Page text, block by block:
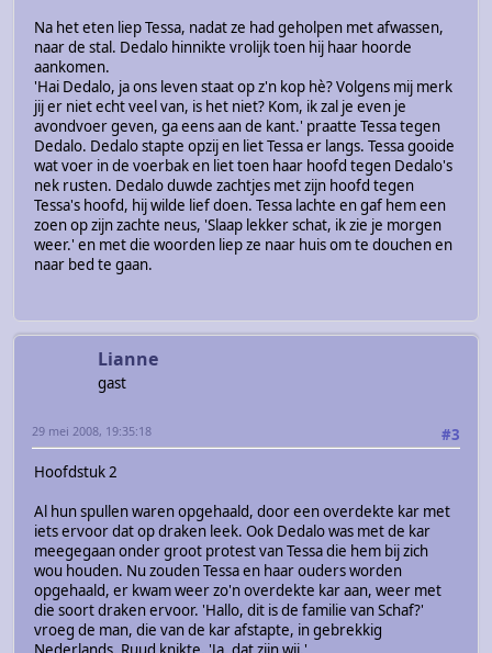
Na het eten liep Tessa, nadat ze had geholpen met afwassen,
naar de stal. Dedalo hinnikte vrolijk toen hij haar hoorde
aankomen.
'Hai Dedalo, ja ons leven staat op z'n kop hè? Volgens mij merk
jij er niet echt veel van, is het niet? Kom, ik zal je even je
avondvoer geven, ga eens aan de kant.' praatte Tessa tegen
Dedalo. Dedalo stapte opzij en liet Tessa er langs. Tessa gooide
wat voer in de voerbak en liet toen haar hoofd tegen Dedalo's
nek rusten. Dedalo duwde zachtjes met zijn hoofd tegen
Tessa's hoofd, hij wilde lief doen. Tessa lachte en gaf hem een
zoen op zijn zachte neus, 'Slaap lekker schat, ik zie je morgen
weer.' en met die woorden liep ze naar huis om te douchen en
naar bed te gaan.
Lianne
gast
#3
29 mei 2008, 19:35:18
Hoofdstuk 2
Al hun spullen waren opgehaald, door een overdekte kar met
iets ervoor dat op draken leek. Ook Dedalo was met de kar
meegegaan onder groot protest van Tessa die hem bij zich
wou houden. Nu zouden Tessa en haar ouders worden
opgehaald, er kwam weer zo'n overdekte kar aan, weer met
die soort draken ervoor. 'Hallo, dit is de familie van Schaf?'
vroeg de man, die van de kar afstapte, in gebrekkig